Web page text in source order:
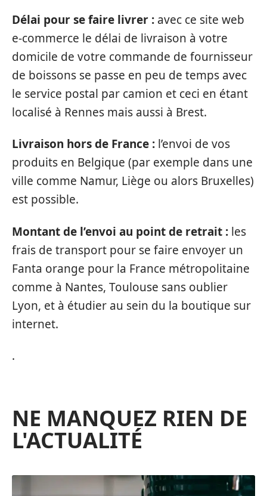
Délai pour se faire livrer : avec ce site web
e-commerce le délai de livraison à votre
domicile de votre commande de fournisseur
de boissons se passe en peu de temps avec
le service postal par camion et ceci en étant
localisé à Rennes mais aussi à Brest.
Livraison hors de France : l’envoi de vos
produits en Belgique (par exemple dans une
ville comme Namur, Liège ou alors Bruxelles)
est possible.
Montant de l’envoi au point de retrait : les
frais de transport pour se faire envoyer un
Fanta orange pour la France métropolitaine
comme à Nantes, Toulouse sans oublier
Lyon, et à étudier au sein du la boutique sur
internet.
.
NE MANQUEZ RIEN DE
L'ACTUALITÉ